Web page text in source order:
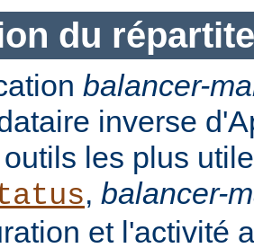
du
balancer-
inverse
les plus
, balancer-
et l'activité